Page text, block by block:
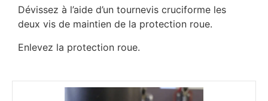
Dévissez à l’aide d’un tournevis cruciforme les
deux vis de maintien de la protection roue.
Enlevez la protection roue.